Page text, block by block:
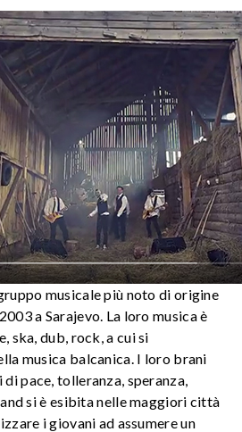
musicale più noto di origine
a Sarajevo. La loro musica è
ska, dub, rock, a cui si
musica balcanica. I loro brani
pace, tolleranza, speranza,
si è esibita nelle maggiori città
i giovani ad assumere un